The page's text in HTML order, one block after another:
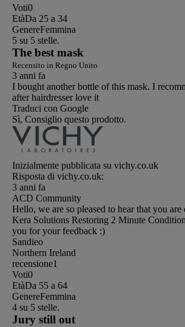
Voti0
EtàDa 25 a 34
GenereFemmina
5 su 5 stelle.
The best mask
Recensito in Regno Unito
3 anni fa
I bought another bottle of this mask. I
after hairdresser love it
Traduci con Google
Sì, Consiglio questo prodotto.
Inizialmente pubblicata su vichy.co.uk
Risposta di vichy.co.uk:
3 anni fa
ACD Community
Hello, we are so pleased to hear that you
Kera Solutions Restoring 2 Minute
you for your feedback :)
Sandieo
Northern Ireland
recensione1
Voti0
EtàDa 55 a 64
GenereFemmina
4 su 5 stelle.
Jury still out